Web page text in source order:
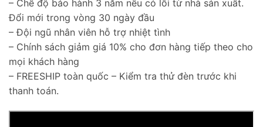
– Chế độ bảo hành 3 năm nếu có lỗi từ nhà sản xuất.
Đổi mới trong vòng 30 ngày đầu
– Đội ngũ nhân viên hỗ trợ nhiệt tình
– Chính sách giảm giá 10% cho đơn hàng tiếp theo cho
mọi khách hàng
– FREESHIP toàn quốc – Kiểm tra thử đèn trước khi
thanh toán.